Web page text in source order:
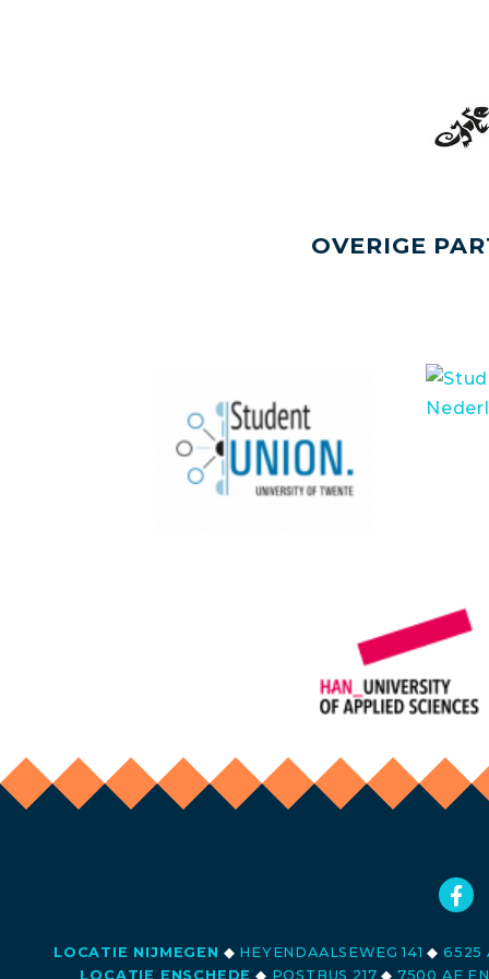
OVERIGE
LOCATIE NIJMEGEN ◆ HEYENDAALSEWEG 141◆ 6525
LOCATIE ENSCHEDE ◆ POSTBUS 217◆ 7500 AE